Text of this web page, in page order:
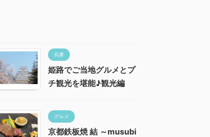
兵庫
姫路でご当地グルメとプ
チ観光を堪能♪観光編
グルメ
京都鉄板焼 結 ～musubi